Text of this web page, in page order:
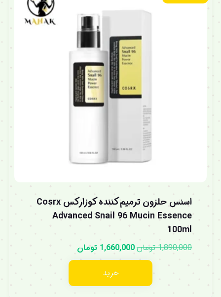
اسنس حلزون ترمیم کننده کوزارکس Cosrx
Advanced Snail 96 Mucin Essence
100ml
1,890,000 تومان1,660,000 تومان
خرید